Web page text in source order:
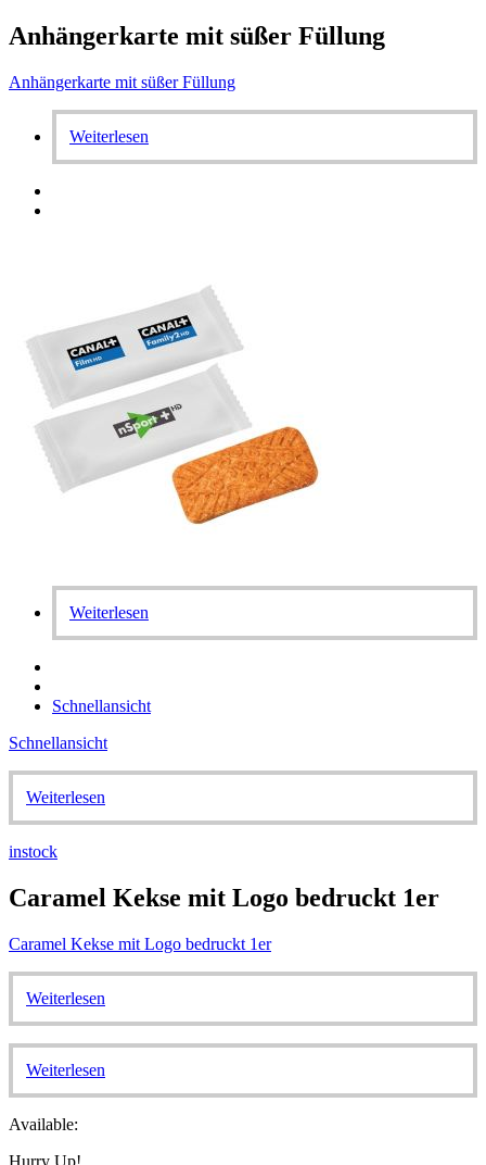
Anhängerkarte mit süßer Füllung
Anhängerkarte mit süßer Füllung
Weiterlesen
Weiterlesen
Schnellansicht
Schnellansicht
Weiterlesen
instock
Caramel Kekse mit Logo bedruckt 1er
Caramel Kekse mit Logo bedruckt 1er
Weiterlesen
Weiterlesen
Available:
Hurry Up!